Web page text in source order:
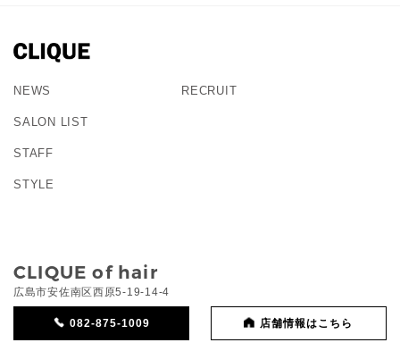
NEWS
SALON LIST
STAFF
STYLE
RECRUIT
CLIQUE of hair
広島市安佐南区西原5-19-14-4
082-875-1009 店舗情報はこちら